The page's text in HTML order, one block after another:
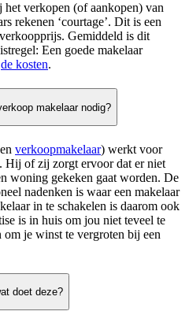
verkopen (of aankopen) van
rekenen ‘courtage’. Dit is een
Gemiddeld is dit
Een goede makelaar
de kosten.
makelaar nodig?
verkoopmakelaar) werkt voor
Hij of zij zorgt ervoor dat er niet
woning gekeken gaat worden. De
nadenken is waar een makelaar
in te schakelen is daarom ook
is in huis om jou niet teveel te
om je winst te vergroten bij een
doet deze?